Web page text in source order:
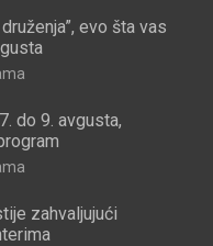
druženja”, evo šta vas
do 9. avgusta,
zahvaljujući